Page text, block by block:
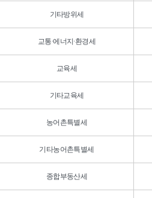
기타방위세
교통·에너지·환경세
교육세
기타교육세
농어촌특별세
기타농어촌특별세
종합부동산세